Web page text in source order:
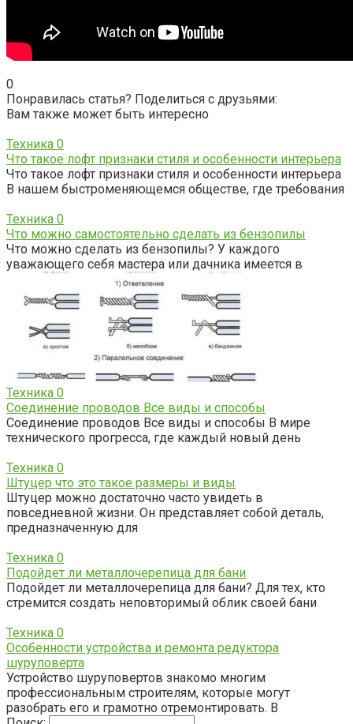
0
Понравилась статья? Поделиться с друзьями:
Вам также может быть интересно
Техника 0
Что такое лофт признаки стиля и особенности интерьера
Что такое лофт признаки стиля и особенности интерьера
В нашем быстроменяющемся обществе, где требования
Техника 0
Что можно самостоятельно сделать из бензопилы
Что можно сделать из бензопилы? У каждого
уважающего себя мастера или дачника имеется в
Техника 0
Соединение проводов Все виды и способы
Соединение проводов Все виды и способы В мире
технического прогресса, где каждый новый день
Техника 0
Штуцер что это такое размеры и виды
Штуцер можно достаточно часто увидеть в
повседневной жизни. Он представляет собой деталь,
предназначенную для
Техника 0
Подойдет ли металлочерепица для бани
Подойдет ли металлочерепица для бани? Для тех, кто
стремится создать неповторимый облик своей бани
Техника 0
Особенности устройства и ремонта редуктора
шуруповерта
Устройство шуруповертов знакомо многим
профессиональным строителям, которые могут
разобрать его и грамотно отремонтировать. В